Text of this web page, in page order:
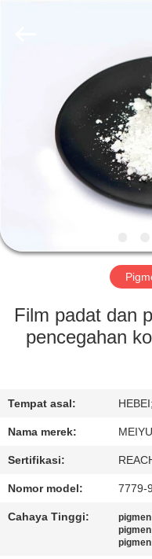
RUMAH
PRODUK
VIDEO
TENTANG
KAMI
TUR
PABRIK
KUALITAS
HUBUNGI
KAMI
Film padat dan
pencegahan
Tempat asal:
Nama merek: MEIYU
Sertifikasi:
Nomor model: 7779-
Cahaya Tinggi: